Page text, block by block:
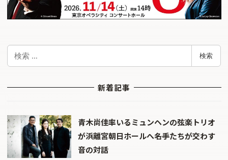
検
検索
新着記事
青木尚佳率いるミュンヘンの弦楽トリオ
が浜離宮朝日ホールへ――名手たちが交わす
音の対話